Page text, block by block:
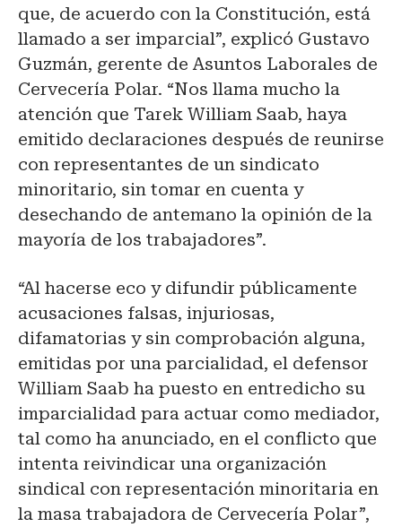
que, de acuerdo con la Constitución, está
llamado a ser imparcial”, explicó Gustavo
Guzmán, gerente de Asuntos Laborales de
Cervecería Polar. “Nos llama mucho la
atención que Tarek William Saab, haya
emitido declaraciones después de reunirse
con representantes de un sindicato
minoritario, sin tomar en cuenta y
desechando de antemano la opinión de la
mayoría de los trabajadores”.
“Al hacerse eco y difundir públicamente
acusaciones falsas, injuriosas,
difamatorias y sin comprobación alguna,
emitidas por una parcialidad, el defensor
William Saab ha puesto en entredicho su
imparcialidad para actuar como mediador,
tal como ha anunciado, en el conflicto que
intenta reivindicar una organización
sindical con representación minoritaria en
la masa trabajadora de Cervecería Polar”,